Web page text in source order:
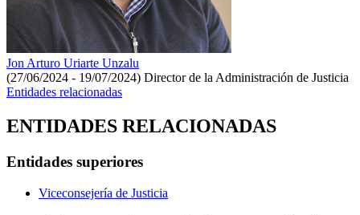
Jon Arturo Uriarte Unzalu
(27/06/2024 - 19/07/2024) Director de la Administración de Justicia
Entidades relacionadas
ENTIDADES RELACIONADAS
Entidades superiores
Viceconsejería de Justicia